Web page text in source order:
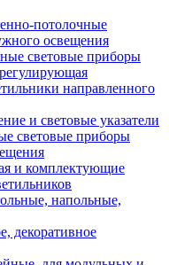
потолочные
освещения
световые приборы
направленного
и световые указатели
световые приборы
и комплектующие
напольные,
декоративное